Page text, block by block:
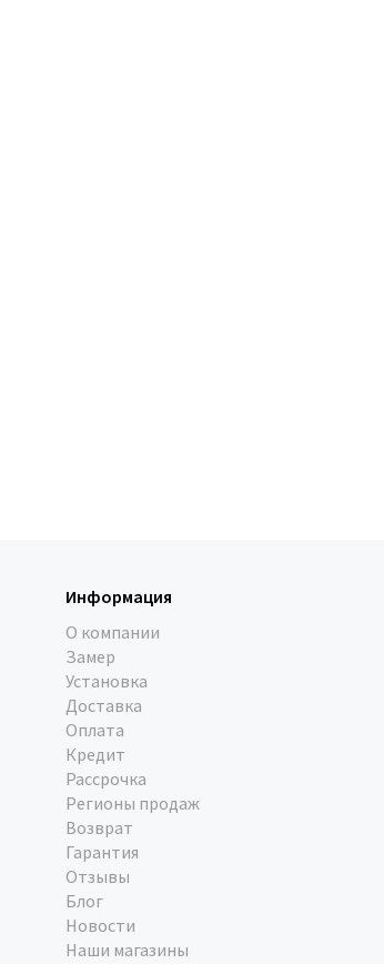
Информация
О компании
Замер
Установка
Доставка
Оплата
Кредит
Рассрочка
Регионы продаж
Возврат
Гарантия
Отзывы
Блог
Новости
Наши магазины